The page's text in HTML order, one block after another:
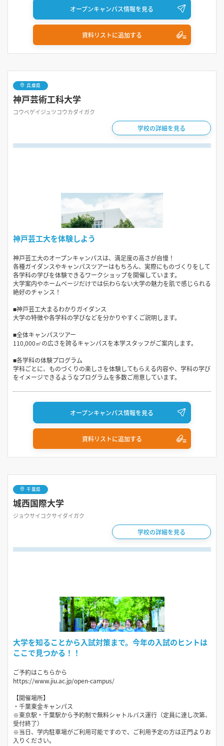
オープンキャンパス情報を見る
資料リストに追加する
兵庫県
神戸芸術工科大学
コウベゲイジュツコウカダイガク
学校の詳細を見る
神戸芸工大を体験しよう
神戸芸工大のオープンキャンパスは、満足度の高さが自慢！
各種ガイダンスやキャンパスツアーはもちろん、実際にものづくりをして
各学科の学びを体験できるワークショップを開催しています。
大学案内やホームページだけでは伝わらない大学の魅力を肌で感じられる
絶好のチャンス！
■神戸芸工大まるわかりガイダンス
大学の特徴や各学科の学びなどを分かりやすくご説明します。
■全体キャンパスツアー
110,000㎡の広さを誇るキャンパスを本学スタッフがご案内します。
■各学科の体験プログラム
学科ごとに、ものづくりの楽しさを体験してもらえる内容や、学科の学び
をイメージできるようなプログラムを多数ご用意しています。
オープンキャンパス情報を見る
資料リストに追加する
千葉県
城西国際大学
ジョウサイコクサイダイガク
学校の詳細を見る
大学を知ることから入試対策まで。今年の入試のヒントは
ここで見つかる！！
ご予約はこちらから
https://www.jiu.ac.jp/open-campus/
【開催場所】
・千葉東金キャンパス
※東京駅・千葉駅から予約制で無料シャトルバス運行（定員に達し次第、
受付終了）
※当日、学内駐車場がご利用可能ですので、ご利用予定の方は正門よりお
入りください。